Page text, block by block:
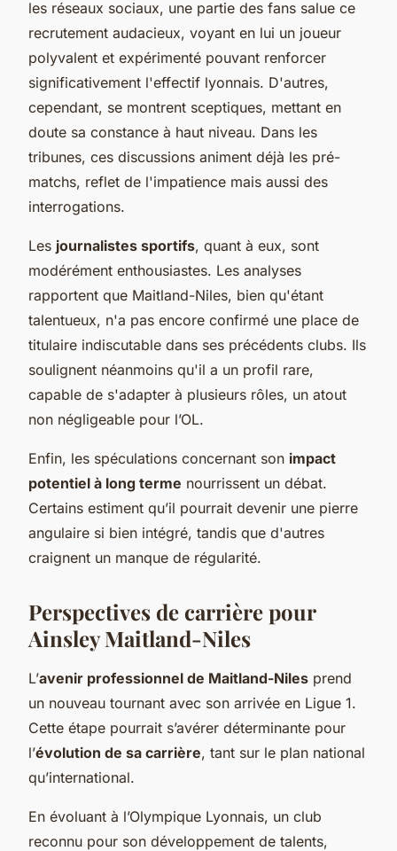
les réseaux sociaux, une partie des fans salue ce
recrutement audacieux, voyant en lui un joueur
polyvalent et expérimenté pouvant renforcer
significativement l'effectif lyonnais. D'autres,
cependant, se montrent sceptiques, mettant en
doute sa constance à haut niveau. Dans les
tribunes, ces discussions animent déjà les pré-
matchs, reflet de l'impatience mais aussi des
interrogations.
Les journalistes sportifs, quant à eux, sont
modérément enthousiastes. Les analyses
rapportent que Maitland-Niles, bien qu'étant
talentueux, n'a pas encore confirmé une place de
titulaire indiscutable dans ses précédents clubs. Ils
soulignent néanmoins qu'il a un profil rare,
capable de s'adapter à plusieurs rôles, un atout
non négligeable pour l’OL.
Enfin, les spéculations concernant son impact
potentiel à long terme nourrissent un débat.
Certains estiment qu’il pourrait devenir une pierre
angulaire si bien intégré, tandis que d'autres
craignent un manque de régularité.
Perspectives de carrière pour
Ainsley Maitland-Niles
L’avenir professionnel de Maitland-Niles prend
un nouveau tournant avec son arrivée en Ligue 1.
Cette étape pourrait s’avérer déterminante pour
l’évolution de sa carrière, tant sur le plan national
qu’international.
En évoluant à l’Olympique Lyonnais, un club
reconnu pour son développement de talents,